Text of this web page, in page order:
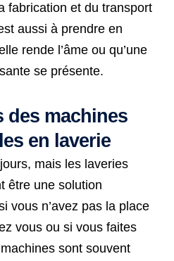
fabrication et du transport
aussi à prendre en
rende l’âme ou qu’une
se présente.
des machines
en laverie
mais les laveries
être une solution
vous n’avez pas la place
vous ou si vous faites
sont souvent